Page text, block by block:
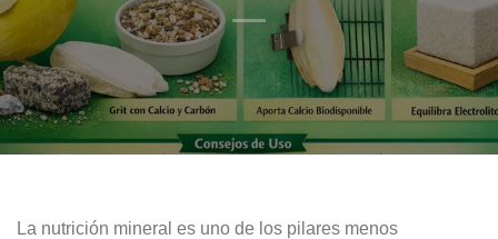
La nutrición mineral es uno de los pilares menos